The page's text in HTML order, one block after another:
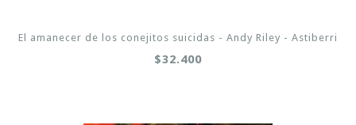
El amanecer de los conejitos suicidas - Andy Riley - Astiberri
$32.400